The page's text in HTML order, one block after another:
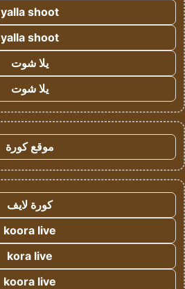
yalla shoot
yalla shoot
يلا شوت
يلا شوت
موقع كورة
كورة لايف
koora live
kora live
koora live